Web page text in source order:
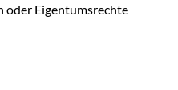
oder Eigentumsrechte